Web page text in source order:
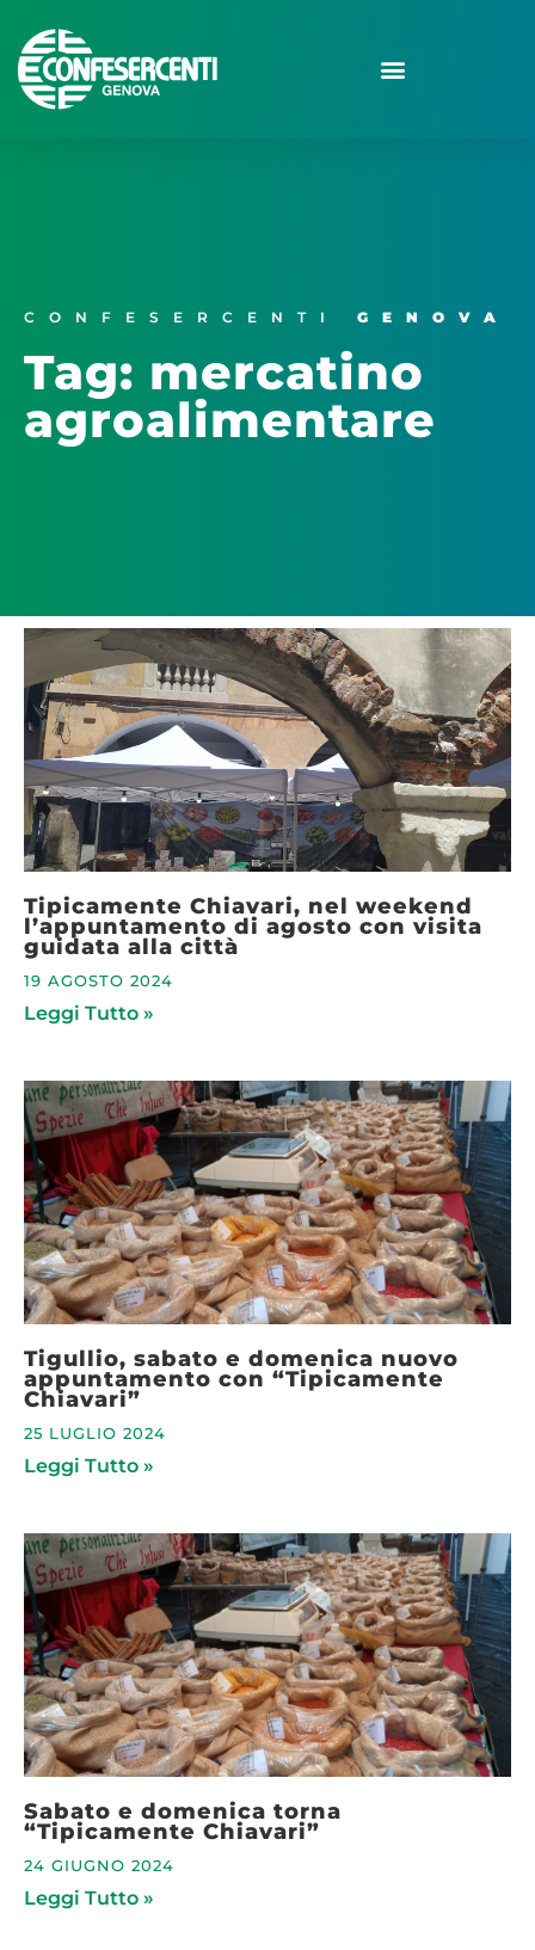
CONFESERCENTI GENOVA
Tag: mercatino
agroalimentare
Tipicamente Chiavari, nel weekend
l’appuntamento di agosto con visita
guidata alla città
19 AGOSTO 2024
Leggi Tutto »
Tigullio, sabato e domenica nuovo
appuntamento con “Tipicamente
Chiavari”
25 LUGLIO 2024
Leggi Tutto »
Sabato e domenica torna
“Tipicamente Chiavari”
24 GIUGNO 2024
Leggi Tutto »